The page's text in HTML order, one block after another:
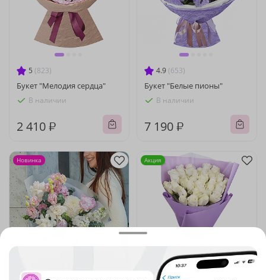
5 (823)
Букет "Мелодия сердца"
В наличии
2 410 ₽
4.9 (653)
Букет "Белые пионы"
В наличии
7 190 ₽
Новинка Акция